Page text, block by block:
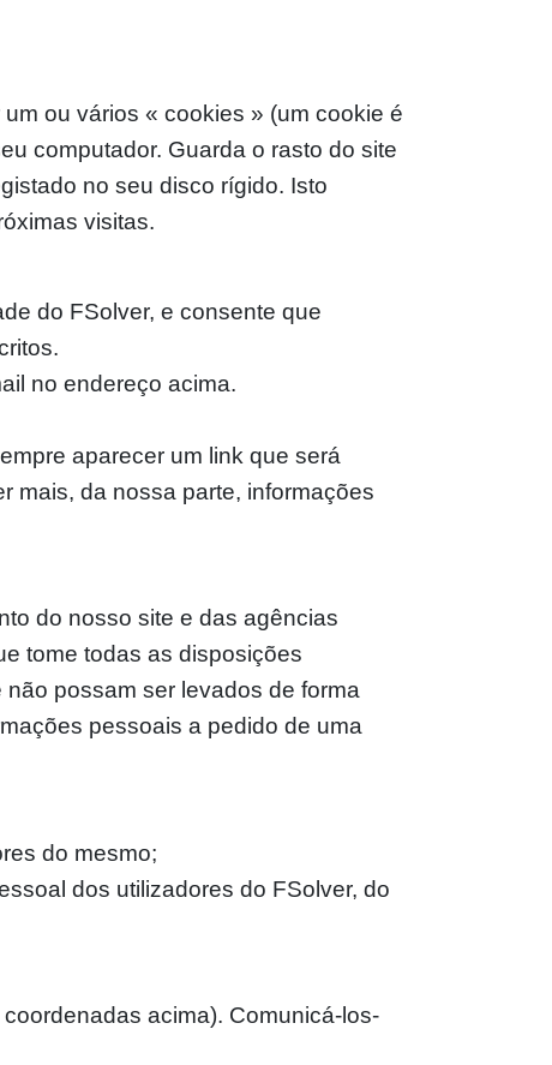
ou vários « cookies » (um cookie é
computador. Guarda o rasto do site
no seu disco rígido. Isto
visitas.
do FSolver, e consente que
no endereço acima.
aparecer um link que será
mais, da nossa parte, informações
do nosso site e das agências
tome todas as disposições
possam ser levados de forma
pessoais a pedido de uma
do mesmo;
dos utilizadores do FSolver, do
acima). Comunicá-los-